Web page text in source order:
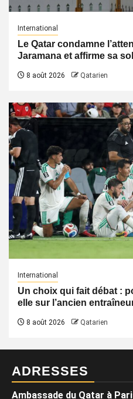
International
Le Qatar condamne
Jaramana et affirme sa
8 août 2026 Qatarien
International
Un choix qui fait débat :
elle sur l’ancien
8 août 2026 Qatarien
ADRESSES
Ambassade du Qatar à